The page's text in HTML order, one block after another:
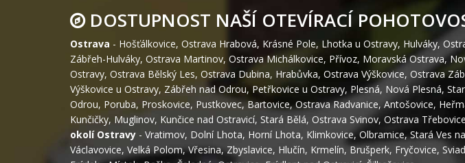
DOSTUPNOST NAŠÍ OTEVÍRACÍ
Ostrava - Hošťálkovice, Ostrava Hrabová, Krásné Pole, Lhotka u Ostravy, Hulváky,
Zábřeh-Hulváky, Ostrava Martinov, Ostrava Michálkovice, Přívoz, Moravská Ostrava,
Ostravy, Ostrava Bělský Les, Ostrava Dubina, Hrabůvka, Ostrava Výškovice, Ostrava
Výškovice u Ostravy, Zábřeh nad Odrou, Petřkovice u Ostravy, Plesná, Nová Plesná,
Odrou, Poruba, Proskovice, Pustkovec,Bartovice, Ostrava Radvanice, Antošovice,
Kunčičky, Muglinov, Kunčice nad Ostravicí, Stará Bělá, Ostrava Svinov, Ostrava Třebovice
okolí Ostravy - Vratimov, Dolní Lhota, Horní Lhota, Klimkovice,Olbramice,Stará Ves
Václavovice, Velká Polom,Vřesina,Zbyslavice, Hlučín, Krmelín,Brušperk, Fryčovice,